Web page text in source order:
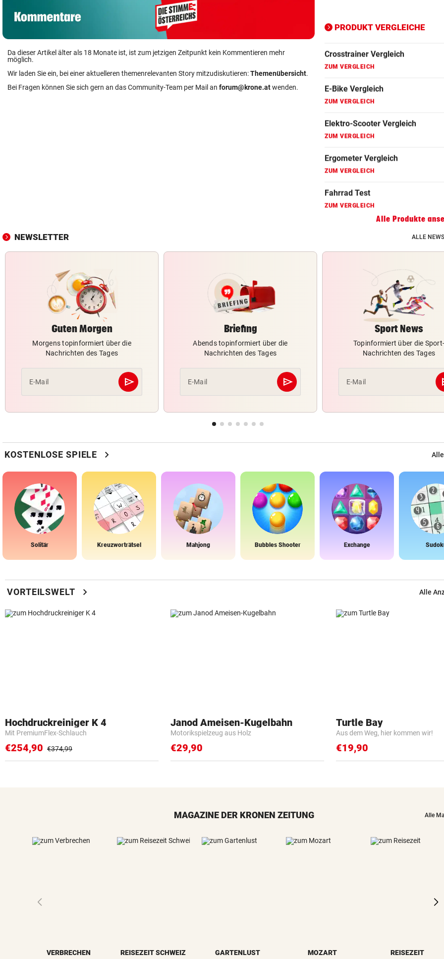
Da dieser Artikel älter als 18 Monate ist, ist zum jetzigen Zeitpunkt kein Kommentieren mehr
möglich.
Wir laden Sie ein, bei einer aktuelleren themenrelevanten Story mitzudiskutieren:Themenübersicht.
Bei Fragen können Sie sich gern an das Community-Team per Mail an forum@krone.atwenden.
PRODUKT VERGLEICHE
ZUM VERGLEICH
ZUM VERGLEICH
ZUM VERGLEICH
ZUM VERGLEICH
ZUM VERGLEICH
ZUM VERGLEICH
Alle Produkte
NEWSLETTER ALLE
Guten Morgen
Morgens topinformiert über die
Nachrichten des Tages
E-Mail send
Abschicken
Briefing
Abends topinformiert über die
Nachrichten des Tages
E-Mail send
Abschicken
Sport News
Topinformiert über die Sport-
Nachrichten des Tages
E-Mail
KOSTENLOSE SPIELE chevron_right
Solitär Kreuzworträtsel Mahjong Bubbles Shooter Exchange
VORTEILSWELT chevron_right Alle
Hochdruckreiniger K 4
Mit PremiumFlex-Schlauch
€254,90 €374,99
Janod Ameisen-Kugelbahn
Motorikspielzeug aus Holz
€29,90
Turtle Bay
Aus dem Weg, hier kommen wir!
€19,90
MAGAZINE DER KRONEN ZEITUNG Alle
VERBRECHEN REISEZEIT SCHWEIZ GARTENLUST MOZART REISEZEIT